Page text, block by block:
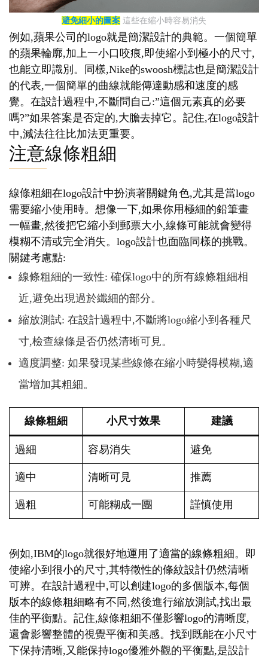
避免細小的圖案 這些在縮小時容易消失
例如,蘋果公司的logo就是簡潔設計的典範。一個簡單
的蘋果輪廓,加上一小口咬痕,即使縮小到極小的尺寸,
也能立即識別。同樣,Nike的swoosh標誌也是簡潔設計
的代表,一個簡單的曲線就能傳達動感和速度的感
覺。在設計過程中,不斷問自己:”這個元素真的必要
嗎?”如果答案是否定的,大膽去掉它。記住,在logo設計
中,減法往往比加法更重要。
注意線條粗細
線條粗細在logo設計中扮演著關鍵角色,尤其是當logo
需要縮小使用時。想像一下,如果你用極細的鉛筆畫
一幅畫,然後把它縮小到郵票大小,線條可能就會變得
模糊不清或完全消失。logo設計也面臨同樣的挑戰。
關鍵考慮點:
線條粗細的一致性: 確保logo中的所有線條粗細相
近,避免出現過於纖細的部分。
縮放測試: 在設計過程中,不斷將logo縮小到各種尺
寸,檢查線條是否仍然清晰可見。
適度調整: 如果發現某些線條在縮小時變得模糊,適
當增加其粗細。
線條粗細 小尺寸效果 建議
過細 容易消失 避免
適中 清晰可見 推薦
過粗 可能糊成一團 謹慎使用
例如,IBM的logo就很好地運用了適當的線條粗細。即
使縮小到很小的尺寸,其特徵性的條紋設計仍然清晰
可辨。在設計過程中,可以創建logo的多個版本,每個
版本的線條粗細略有不同,然後進行縮放測試,找出最
佳的平衡點。記住,線條粗細不僅影響logo的清晰度,
還會影響整體的視覺平衡和美感。找到既能在小尺寸
下保持清晰,又能保持logo優雅外觀的平衡點,是設計